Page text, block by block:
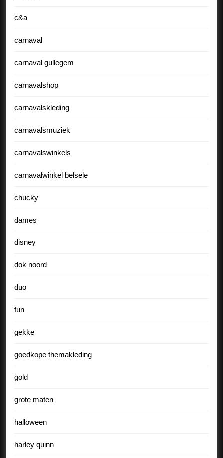
c&a
carnaval
carnaval gullegem
carnavalshop
carnavalskleding
carnavalsmuziek
carnavalswinkels
carnavalwinkel belsele
chucky
dames
disney
dok noord
duo
fun
gekke
goedkope themakleding
gold
grote maten
halloween
harley quinn